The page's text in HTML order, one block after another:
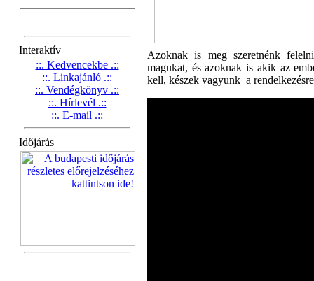
Interaktív
::. Kedvencekbe .::
::. Linkajánló .::
::. Vendégkönyv .::
::. Hírlevél .::
::. E-mail .::
Időjárás
Azoknak is meg szeretnénk
magukat, és azoknak is akik az
kell, készek vagyunk a